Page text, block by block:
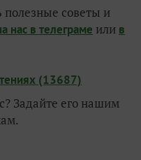
полезные советы и
нас в телеграме или в
(13687)
Задайте его нашим